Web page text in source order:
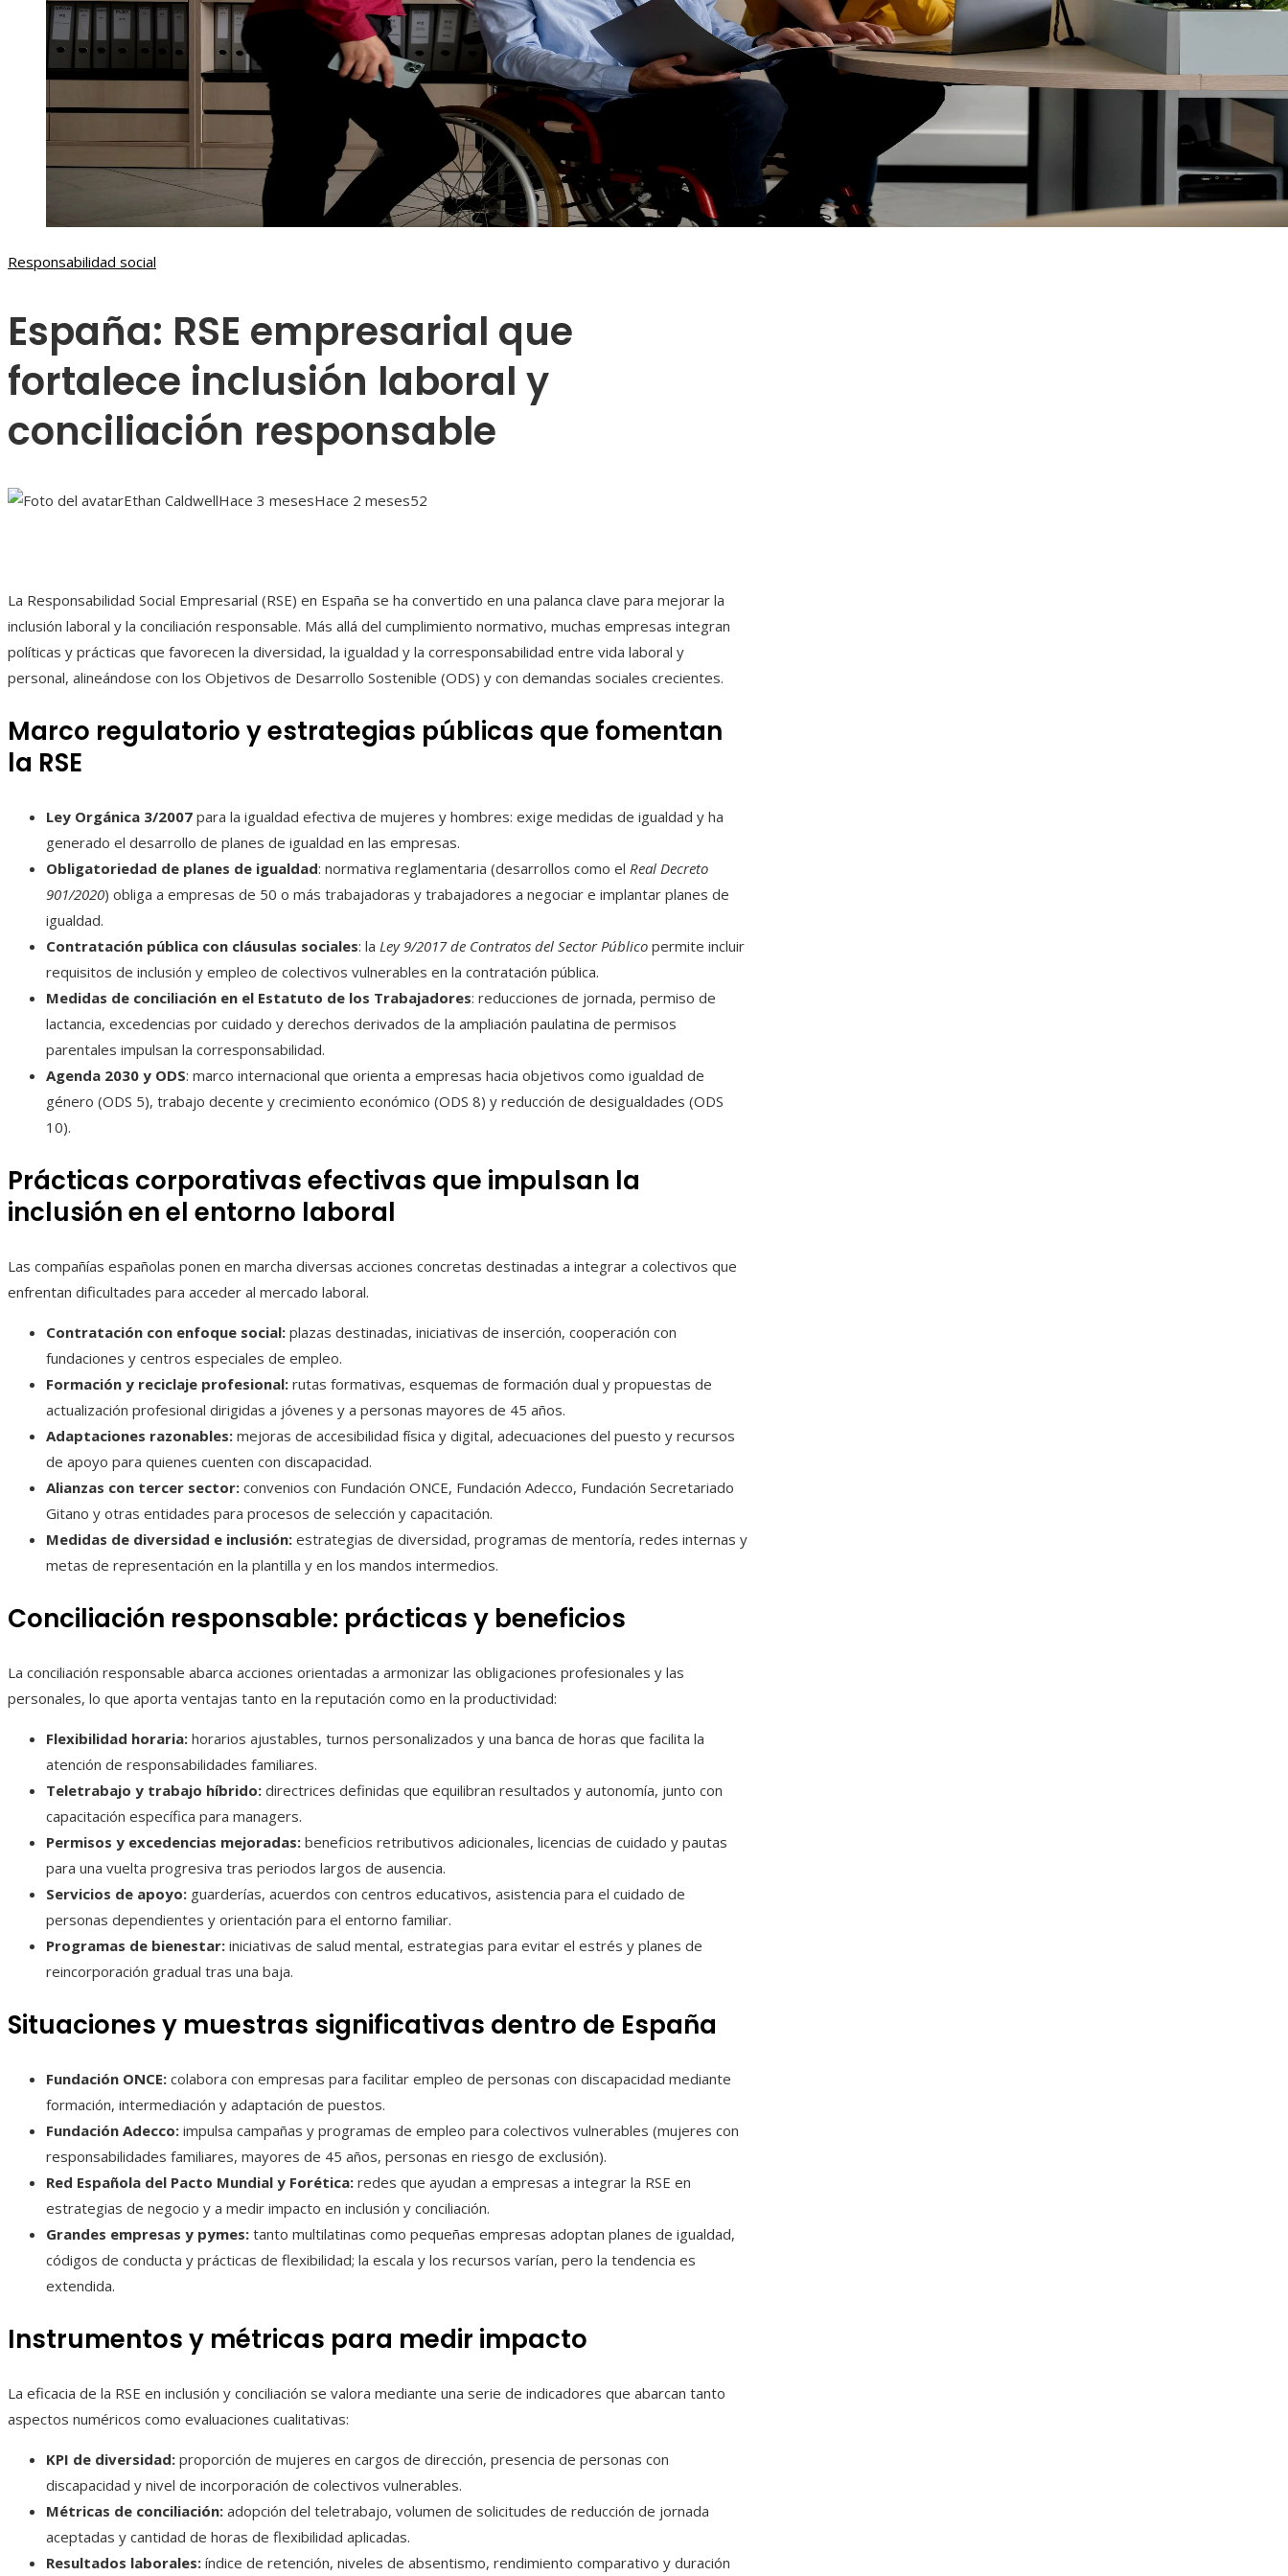
Responsabilidad social
España: RSE empresarial que
fortalece inclusión laboral y
conciliación responsable
Ethan CaldwellHace 3 mesesHace 2 meses52
La Responsabilidad Social Empresarial (RSE) en España se ha convertido en una palanca clave para mejorar la
inclusión laboral y la conciliación responsable. Más allá del cumplimiento normativo, muchas empresas integran
políticas y prácticas que favorecen la diversidad, la igualdad y la corresponsabilidad entre vida laboral y
personal, alineándose con los Objetivos de Desarrollo Sostenible (ODS) y con demandas sociales crecientes.
Marco regulatorio y estrategias públicas que fomentan
la RSE
Ley Orgánica 3/2007 para la igualdad efectiva de mujeres y hombres: exige medidas de igualdad y ha
generado el desarrollo de planes de igualdad en las empresas.
Obligatoriedad de planes de igualdad: normativa reglamentaria (desarrollos como el Real Decreto
901/2020) obliga a empresas de 50 o más trabajadoras y trabajadores a negociar e implantar planes de
igualdad.
Contratación pública con cláusulas sociales: la Ley 9/2017 de Contratos del Sector Público permite incluir
requisitos de inclusión y empleo de colectivos vulnerables en la contratación pública.
Medidas de conciliación en el Estatuto de los Trabajadores: reducciones de jornada, permiso de
lactancia, excedencias por cuidado y derechos derivados de la ampliación paulatina de permisos
parentales impulsan la corresponsabilidad.
Agenda 2030 y ODS: marco internacional que orienta a empresas hacia objetivos como igualdad de
género (ODS 5), trabajo decente y crecimiento económico (ODS 8) y reducción de desigualdades (ODS
10).
Prácticas corporativas efectivas que impulsan la
inclusión en el entorno laboral
Las compañías españolas ponen en marcha diversas acciones concretas destinadas a integrar a colectivos que
enfrentan dificultades para acceder al mercado laboral.
Contratación con enfoque social: plazas destinadas, iniciativas de inserción, cooperación con
fundaciones y centros especiales de empleo.
Formación y reciclaje profesional: rutas formativas, esquemas de formación dual y propuestas de
actualización profesional dirigidas a jóvenes y a personas mayores de 45 años.
Adaptaciones razonables: mejoras de accesibilidad física y digital, adecuaciones del puesto y recursos
de apoyo para quienes cuenten con discapacidad.
Alianzas con tercer sector: convenios con Fundación ONCE, Fundación Adecco, Fundación Secretariado
Gitano y otras entidades para procesos de selección y capacitación.
Medidas de diversidad e inclusión: estrategias de diversidad, programas de mentoría, redes internas y
metas de representación en la plantilla y en los mandos intermedios.
Conciliación responsable: prácticas y beneficios
La conciliación responsable abarca acciones orientadas a armonizar las obligaciones profesionales y las
personales, lo que aporta ventajas tanto en la reputación como en la productividad:
Flexibilidad horaria: horarios ajustables, turnos personalizados y una banca de horas que facilita la
atención de responsabilidades familiares.
Teletrabajo y trabajo híbrido: directrices definidas que equilibran resultados y autonomía, junto con
capacitación específica para managers.
Permisos y excedencias mejoradas: beneficios retributivos adicionales, licencias de cuidado y pautas
para una vuelta progresiva tras periodos largos de ausencia.
Servicios de apoyo: guarderías, acuerdos con centros educativos, asistencia para el cuidado de
personas dependientes y orientación para el entorno familiar.
Programas de bienestar: iniciativas de salud mental, estrategias para evitar el estrés y planes de
reincorporación gradual tras una baja.
Situaciones y muestras significativas dentro de España
Fundación ONCE: colabora con empresas para facilitar empleo de personas con discapacidad mediante
formación, intermediación y adaptación de puestos.
Fundación Adecco: impulsa campañas y programas de empleo para colectivos vulnerables (mujeres con
responsabilidades familiares, mayores de 45 años, personas en riesgo de exclusión).
Red Española del Pacto Mundial y Forética: redes que ayudan a empresas a integrar la RSE en
estrategias de negocio y a medir impacto en inclusión y conciliación.
Grandes empresas y pymes: tanto multilatinas como pequeñas empresas adoptan planes de igualdad,
códigos de conducta y prácticas de flexibilidad; la escala y los recursos varían, pero la tendencia es
extendida.
Instrumentos y métricas para medir impacto
La eficacia de la RSE en inclusión y conciliación se valora mediante una serie de indicadores que abarcan tanto
aspectos numéricos como evaluaciones cualitativas:
KPI de diversidad: proporción de mujeres en cargos de dirección, presencia de personas con
discapacidad y nivel de incorporación de colectivos vulnerables.
Métricas de conciliación: adopción del teletrabajo, volumen de solicitudes de reducción de jornada
aceptadas y cantidad de horas de flexibilidad aplicadas.
Resultados laborales: índice de retención, niveles de absentismo, rendimiento comparativo y duración